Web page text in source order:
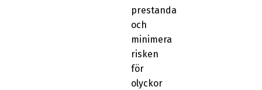
prestanda
och
minimera
risken
för
olyckor